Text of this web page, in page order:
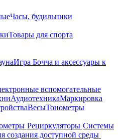
Часы, будильники
Товары для спорта
Игра Бочча и аксессуары к
вспомогательные
АудиотехникаМаркировка
ВесыТонометры
Рециркуляторы Cистемы
создания доступной среды